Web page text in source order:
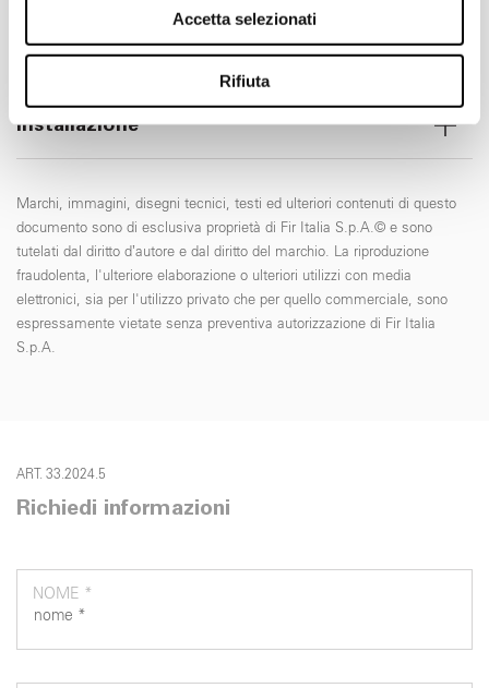
Utilizziamo i cookie per personalizzare contenuti ed
annunci, per fornire funzionalità dei social media e per
analizzare il nostro traffico. Condividiamo inoltre
informazioni sul modo in cui utilizza il nostro sito con i
nostri partner che si occupano di analisi dei dati web,
pubblicità e social media, i quali potrebbero combinarle
raccolto dal suo utilizzo dei loro servizi.
Accetta selezionati
Rifiuta
Manutenzione
Installazione
Marchi, immagini, disegni tecnici, testi ed ulteriori contenuti di questo
documento sono di esclusiva proprietà di Fir Italia S.p.A.© e sono
tutelati dal diritto d’autore e dal diritto del marchio. La riproduzione
fraudolenta, l'ulteriore elaborazione o ulteriori utilizzi con media
elettronici, sia per l'utilizzo privato che per quello commerciale, sono
espressamente vietate senza preventiva autorizzazione di Fir Italia
S.p.A.
ART. 33.2024.5
Richiedi informazioni
NOME *